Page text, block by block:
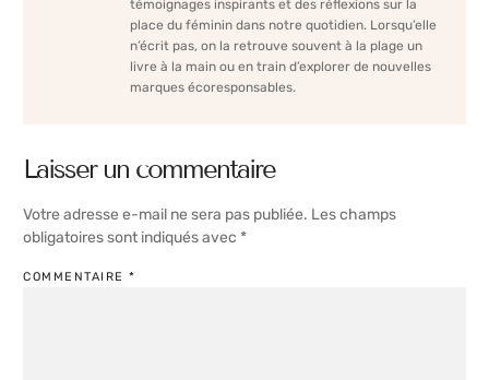
témoignages inspirants et des réflexions sur la
place du féminin dans notre quotidien. Lorsqu’elle
n’écrit pas, on la retrouve souvent à la plage un
livre à la main ou en train d’explorer de nouvelles
marques écoresponsables.
Laisser un commentaire
Votre adresse e-mail ne sera pas publiée. Les champs
obligatoires sont indiqués avec *
COMMENTAIRE *